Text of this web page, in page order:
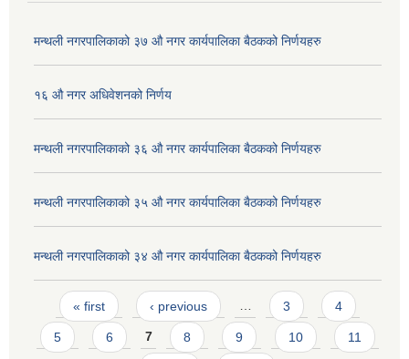
मन्थली नगरपालिकाको ३७ औ नगर कार्यपालिका बैठकको निर्णयहरु
१६ औ नगर अधिवेशनको निर्णय
मन्थली नगरपालिकाको ३६ औ नगर कार्यपालिका बैठकको निर्णयहरु
मन्थली नगरपालिकाको ३५ औ नगर कार्यपालिका बैठकको निर्णयहरु
मन्थली नगरपालिकाको ३४ औ नगर कार्यपालिका बैठकको निर्णयहरु
Pages
« first ‹ previous … 3 4
5 6 7 8 9 10 11